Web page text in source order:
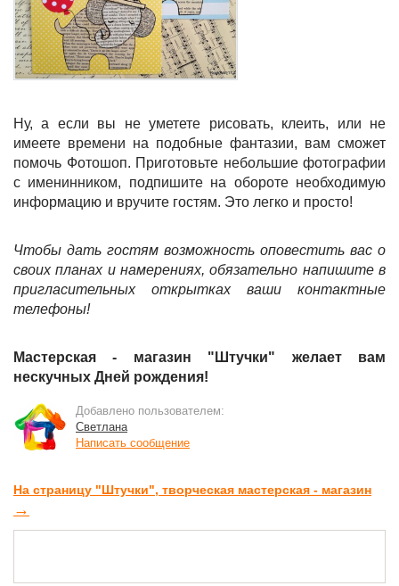
Ну, а если вы не уметете рисовать, клеить, или не
имеете времени на подобные фантазии, вам сможет
помочь Фотошоп. Приготовьте небольшие фотографии
с именинником, подпишите на обороте необходимую
информацию и вручите гостям. Это легко и просто!
Чтобы дать гостям возможность оповестить вас о
своих планах и намерениях, обязательно напишите в
пригласительных открытках ваши контактные
телефоны!
Мастерская - магазин "Штучки" желает вам
нескучных Дней рождения!
Добавлено пользователем:
Светлана
Написать сообщение
На страницу "Штучки", творческая мастерская - магазин
→